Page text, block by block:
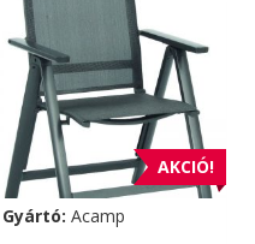
AKCIÓ!
Gyártó: Acamp